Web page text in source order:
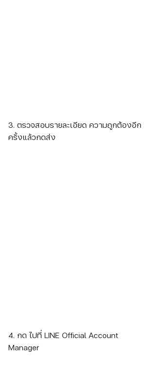
3. ตรวจสอบรายละเอียด ความถูกต้องอีก
ครั้งแล้วกดส่ง
4. กด ไปที่ LINE Official Account
Manager